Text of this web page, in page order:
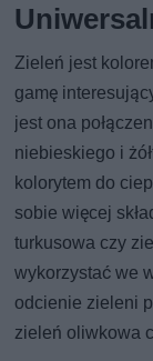
Zieleń jest
gamę
jest ona
niebieskiego i
kolorytem do
sobie więcej
turkusowa czy
wykorzystać we
odcienie zieleni
zieleń oliwkowa